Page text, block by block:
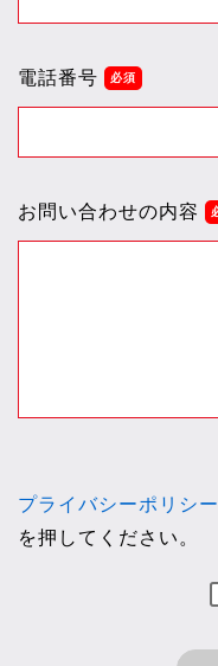
電話番号
お問い合わせの内容
プライバシーポリシー
を押してください。